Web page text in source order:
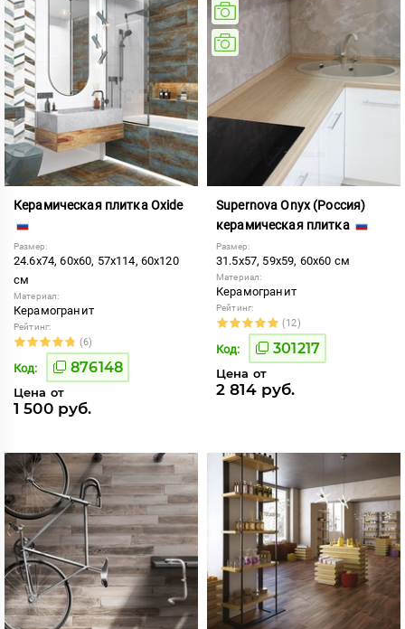
Керамическая плитка Oxide
Размер:
24.6x74, 60x60, 57x114, 60x120
см
Материал:
Керамогранит
Рейтинг:
(6)
Код: 876148
Цена от
1 500 руб.
Supernova Onyx (Россия)
керамическая плитка
Размер:
31.5x57, 59x59, 60x60 см
Материал:
Керамогранит
Рейтинг:
(12)
Код: 301217
Цена от
2 814 руб.